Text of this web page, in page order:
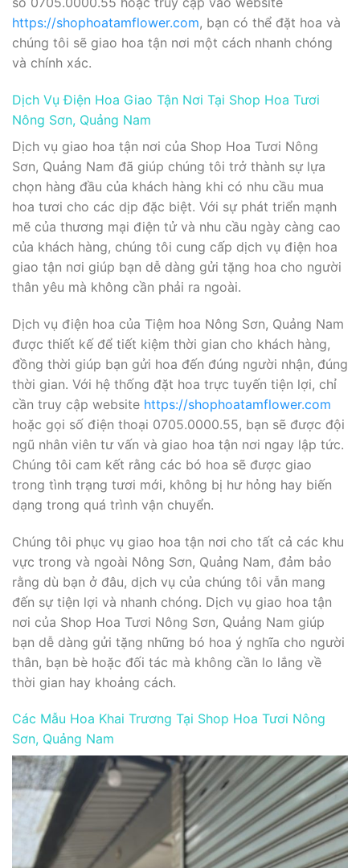
https://shophoatamflower.com, bạn có thể đặt hoa và
chúng tôi sẽ giao hoa tận nơi một cách nhanh chóng
và chính xác.
Dịch Vụ Điện Hoa Giao Tận Nơi Tại Shop Hoa Tươi
Nông Sơn, Quảng Nam
Dịch vụ giao hoa tận nơi của Shop Hoa Tươi Nông
Sơn, Quảng Nam đã giúp chúng tôi trở thành sự lựa
chọn hàng đầu của khách hàng khi có nhu cầu mua
hoa tươi cho các dịp đặc biệt. Với sự phát triển mạnh
mẽ của thương mại điện tử và nhu cầu ngày càng cao
của khách hàng, chúng tôi cung cấp dịch vụ điện hoa
giao tận nơi giúp bạn dễ dàng gửi tặng hoa cho người
thân yêu mà không cần phải ra ngoài.
Dịch vụ điện hoa của Tiệm hoa Nông Sơn, Quảng Nam
được thiết kế để tiết kiệm thời gian cho khách hàng,
đồng thời giúp bạn gửi hoa đến đúng người nhận, đúng
thời gian. Với hệ thống đặt hoa trực tuyến tiện lợi, chỉ
cần truy cập website https://shophoatamflower.com
hoặc gọi số điện thoại 0705.0000.55, bạn sẽ được đội
ngũ nhân viên tư vấn và giao hoa tận nơi ngay lập tức.
Chúng tôi cam kết rằng các bó hoa sẽ được giao
trong tình trạng tươi mới, không bị hư hỏng hay biến
dạng trong quá trình vận chuyển.
Chúng tôi phục vụ giao hoa tận nơi cho tất cả các khu
vực trong và ngoài Nông Sơn, Quảng Nam, đảm bảo
rằng dù bạn ở đâu, dịch vụ của chúng tôi vẫn mang
đến sự tiện lợi và nhanh chóng. Dịch vụ giao hoa tận
nơi của Shop Hoa Tươi Nông Sơn, Quảng Nam giúp
bạn dễ dàng gửi tặng những bó hoa ý nghĩa cho người
thân, bạn bè hoặc đối tác mà không cần lo lắng về
thời gian hay khoảng cách.
Các Mẫu Hoa Khai Trương Tại Shop Hoa Tươi Nông
Sơn, Quảng Nam